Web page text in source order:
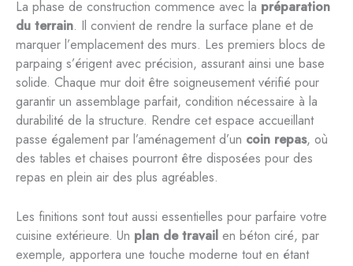
La phase de construction commence avec la préparation
du terrain. Il convient de rendre la surface plane et de
marquer l’emplacement des murs. Les premiers blocs de
parpaing s’érigent avec précision, assurant ainsi une base
solide. Chaque mur doit être soigneusement vérifié pour
garantir un assemblage parfait, condition nécessaire à la
durabilité de la structure. Rendre cet espace accueillant
passe également par l’aménagement d’un coin repas, où
des tables et chaises pourront être disposées pour des
repas en plein air des plus agréables.
Les finitions sont tout aussi essentielles pour parfaire votre
cuisine extérieure. Un plan de travail en béton ciré, par
exemple, apportera une touche moderne tout en étant